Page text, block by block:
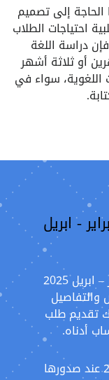
الحاجة إلى تصميم
احتياجات الطلاب
دراسة اللغة
أو ثلاثة أشهر
سواء في
- ابريل
تم فتح التسجيل لفصل شهر فبراير – ابريل 2025
والتفاصيل
تقديم طلب
أدناه.
سيتم تحديث الخصومات لسنة 2025 عند صدورها